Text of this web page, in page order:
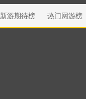
新游期待榜 热门网游榜